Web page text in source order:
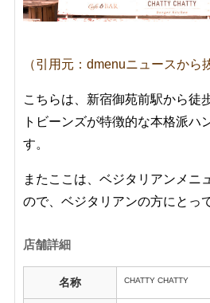
（引用元：dmenuニュースから
こちらは、新宿御苑前駅から徒
トビーンズが特徴的な本格派ハ
す。
またここは、ベジタリアンメニ
ので、ベジタリアンの方にとっ
店舗詳細
名称 CHATTY CHATTY